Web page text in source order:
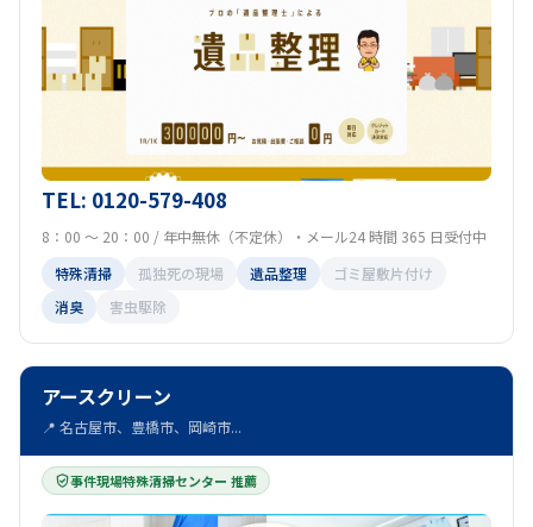
TEL: 0120-579-408
8：00 ～ 20：00 / 年中無休（不定休）・メール24 時間 365 日受付中
特殊清掃
孤独死の現場 遺品整理
ゴミ屋敷片付け
消臭
害虫駆除
アースクリーン
📍 名古屋市、豊橋市、岡崎市...
事件現場特殊清掃センター 推薦